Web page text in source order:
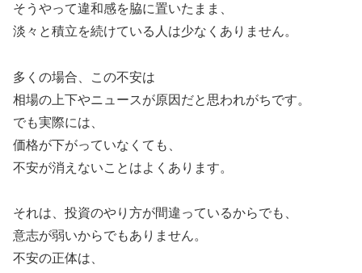
そうやって違和感を脇に置いたまま、
淡々と積立を続けている人は少なくありません。
多くの場合、この不安は
相場の上下やニュースが原因だと思われがちです。
でも実際には、
価格が下がっていなくても、
不安が消えないことはよくあります。
それは、投資のやり方が間違っているからでも、
意志が弱いからでもありません。
不安の正体は、